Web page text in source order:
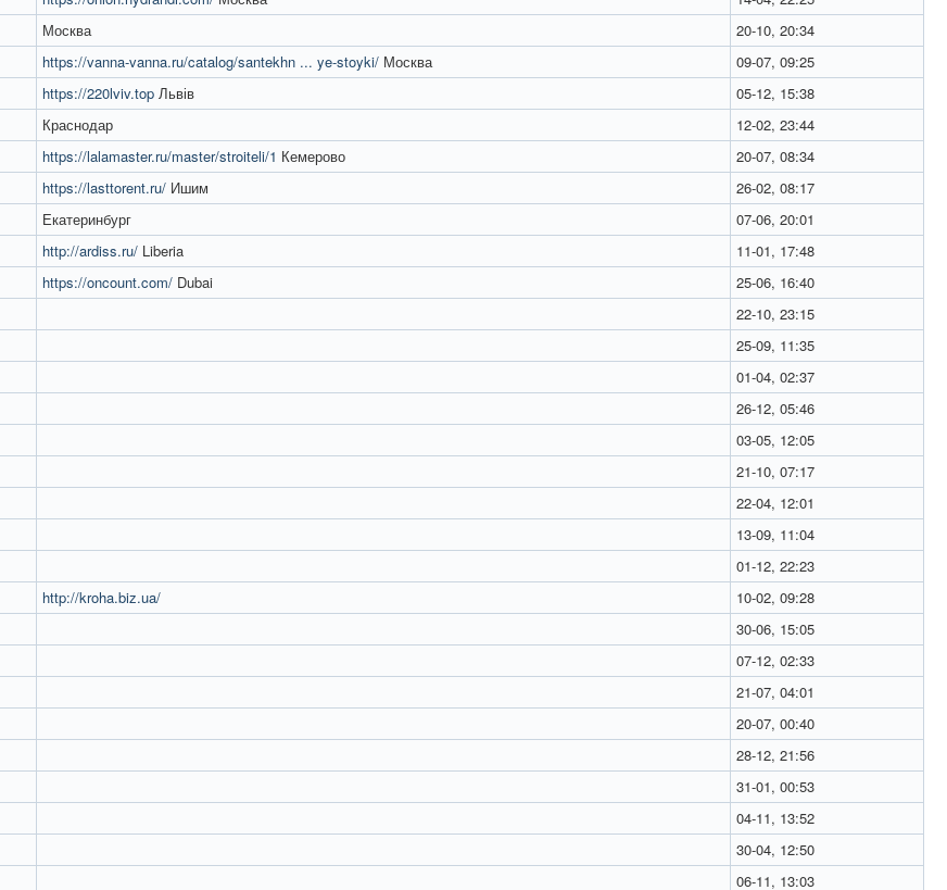
Москва
20-10, 20:34
https://vanna-vanna.ru/catalog/santekhn ... ye-stoyki/ Москва
09-07, 09:25
https://220lviv.top Львів
05-12, 15:38
Краснодар
12-02, 23:44
https://lalamaster.ru/master/stroiteli/1 Кемерово
20-07, 08:34
https://lasttorent.ru/ Ишим
26-02, 08:17
Екатеринбург
07-06, 20:01
http://ardiss.ru/ Liberia
11-01, 17:48
https://oncount.com/ Dubai
25-06, 16:40
22-10, 23:15
25-09, 11:35
01-04, 02:37
26-12, 05:46
03-05, 12:05
21-10, 07:17
22-04, 12:01
13-09, 11:04
01-12, 22:23
http://kroha.biz.ua/
10-02, 09:28
30-06, 15:05
07-12, 02:33
21-07, 04:01
20-07, 00:40
28-12, 21:56
31-01, 00:53
04-11, 13:52
30-04, 12:50
06-11, 13:03